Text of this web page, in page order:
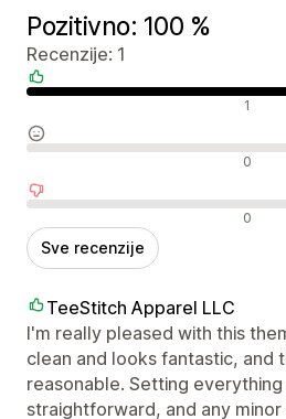
Pozitivno: 100 %
Recenzije: 1
1
0
0
Sve recenzije
TeeStitch Apparel LLC
I'm really pleased with this
clean and looks fantastic, and
reasonable. Setting everything
straightforward, and any